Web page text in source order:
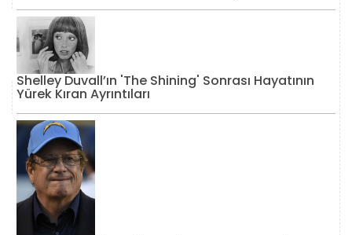
Shelley Duvall’ın 'The Shining' Sonrası Hayatının
Yürek Kıran Ayrıntıları